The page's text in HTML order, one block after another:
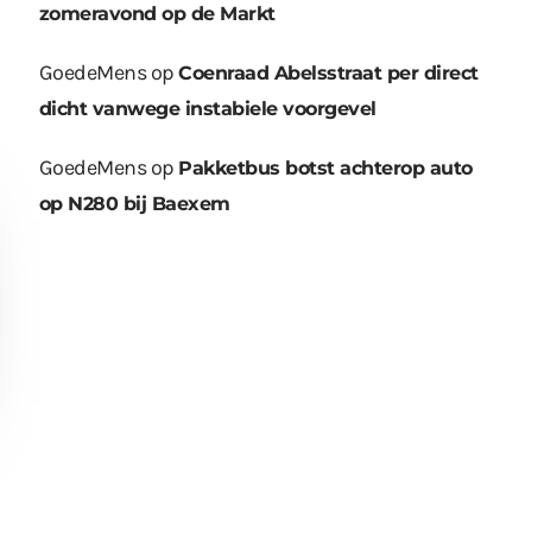
zomeravond op de Markt
GoedeMensopCoenraad Abelsstraat per direct
dicht vanwege instabiele voorgevel
GoedeMensop Pakketbus botst achterop auto
op N280 bij Baexem